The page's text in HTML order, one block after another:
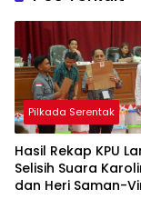
Pilkada Serentak
Hasil Rekap KPU
Selisih Suara
dan Heri Saman-